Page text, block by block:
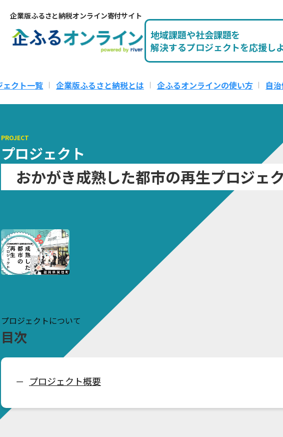
企業版ふるさと納税オンライン寄付サイト
地域課題や社会課題を
解決するプロジェクトを応援し
ェクト一覧 企業版ふるさと納税とは 企ふるオンラインの使い方 自
PROJECT
プロジェクト
おかがき成熟した都市の再生プロジェ
プロジェクトについて
目次
ー プロジェクト概要